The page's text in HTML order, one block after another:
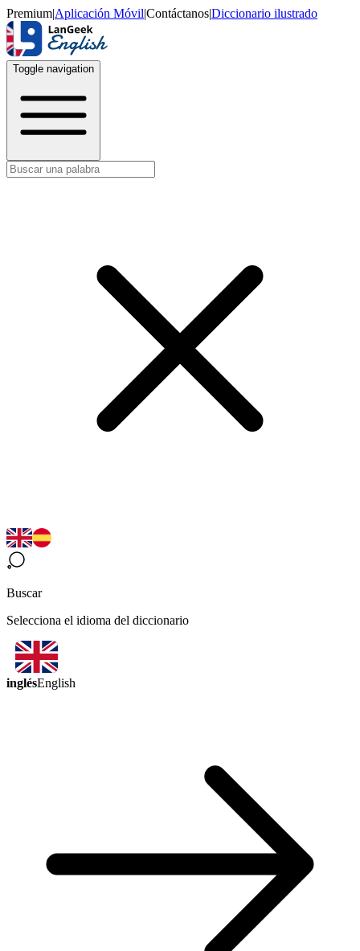
Premium|Aplicación Móvil|Contáctanos|Diccionario ilustrado
Toggle navigation
Buscar
Selecciona el idioma del diccionario
inglésEnglish